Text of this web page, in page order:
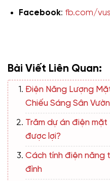
Facebook: fb.com/
Bài Viết Liên Quan:
Điện Năng Lượng
Chiếu Sáng Sân
Trăm dự án điện
được lợi?
Cách tính điện năng
đình